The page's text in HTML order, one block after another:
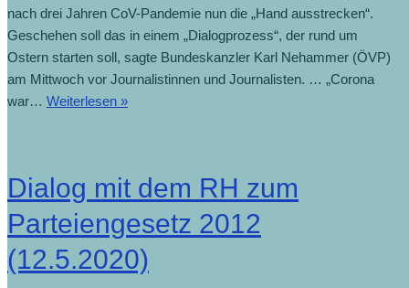
nach drei Jahren CoV-Pandemie nun die „Hand ausstrecken“.
Geschehen soll das in einem „Dialogprozess“, der rund um
Ostern starten soll, sagte Bundeskanzler Karl Nehammer (ÖVP)
am Mittwoch vor Journalistinnen und Journalisten. … „Corona
war… Weiterlesen »
Dialog mit dem RH zum
Parteiengesetz 2012
(12.5.2020)